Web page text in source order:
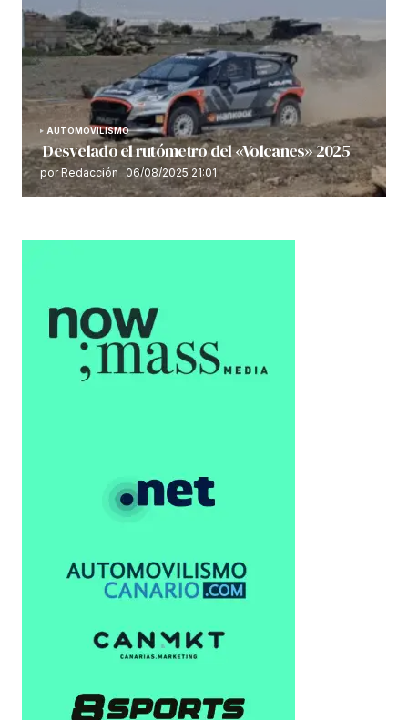
AUTOMOVILISMO
Desvelado el rutómetro del «Volcanes» 2025
por Redacción 06/08/2025 21:01